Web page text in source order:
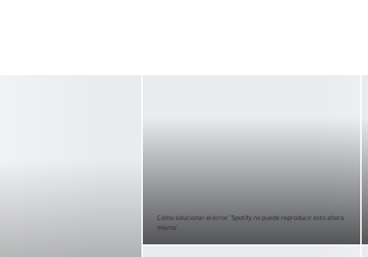
Cómo solucionar el error "Spotify no puede reproducir esto ahora
mismo"